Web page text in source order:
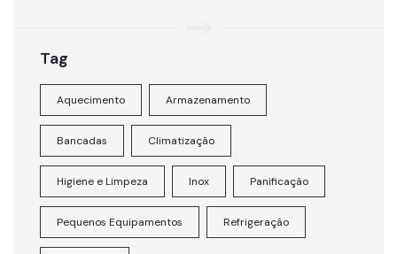
Tag
Aquecimento Armazenamento
Bancadas Climatização
Higiene e Limpeza Inox Panificação
Pequenos Equipamentos Refrigeração